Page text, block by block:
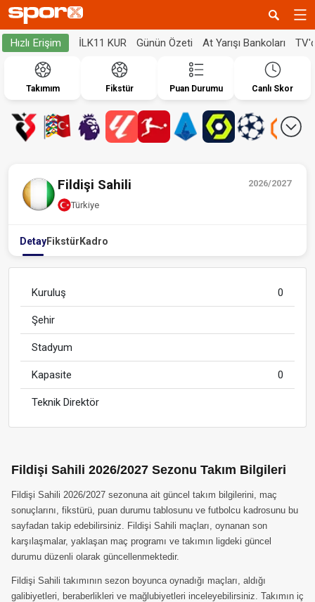
Hızlı Erişim İLK11 KUR Günün Özeti At Yarışı Bankoları
Takımım Fikstür Puan Durumu Canlı Skor
2026/2027
Fildişi Sahili
Türkiye
DetayFikstür Kadro
Kuruluş 0
Şehir
Stadyum
Kapasite 0
Teknik Direktör
Fildişi Sahili 2026/2027 Sezonu Takım Bilgileri
Fildişi Sahili 2026/2027 sezonuna ait güncel takım bilgilerini, maç
sonuçlarını, fikstürü, puan durumu tablosunu ve futbolcu kadrosunu bu
sayfadan takip edebilirsiniz. Fildişi Sahili maçları, oynanan son
karşılaşmalar, yaklaşan maç programı ve takımın ligdeki güncel
durumu düzenli olarak güncellenmektedir.
Fildişi Sahili takımının sezon boyunca oynadığı maçları, aldığı
galibiyetleri, beraberlikleri ve mağlubiyetleri inceleyebilirsiniz. Takımın iç